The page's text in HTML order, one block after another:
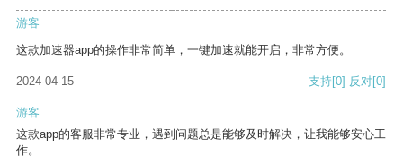
游客
这款加速器app的操作非常简单，一键加速就能开启，非常方便。
2024-04-15 支持[0] 反对[0]
游客
这款app的客服非常专业，遇到问题总是能够及时解决，让我能够安心工
作。